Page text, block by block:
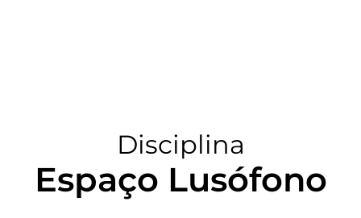
Disciplina
Espaço Lusófono